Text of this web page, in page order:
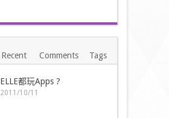
Recent Comments Tags
ELLE都玩Apps ?
2011/10/11